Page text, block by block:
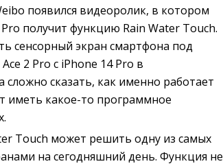
появился видеоролик, в котором
получит функцию Rain Water Touch.
сенсорный экран смартфона под
2 Pro с iPhone 14 Pro в
сказать, как именно работает
иметь какое-то программное
Touch может решить одну из самых
на сегодняшний день. Функция не